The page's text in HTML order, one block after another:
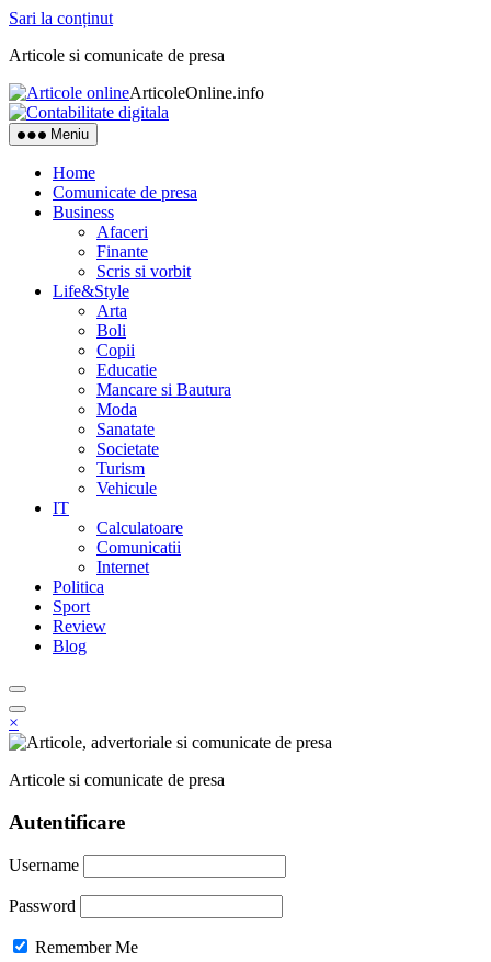
Sari la conținut
Articole si comunicate de presa
ArticoleOnline.info
Meniu
Home
Comunicate de presa
Business
Afaceri
Finante
Scris si vorbit
Life&Style
Arta
Boli
Copii
Educatie
Mancare si Bautura
Moda
Sanatate
Societate
Turism
Vehicule
IT
Calculatoare
Comunicatii
Internet
Politica
Sport
Review
Blog
×
Articole si comunicate de presa
Autentificare
Username
Password
Remember Me